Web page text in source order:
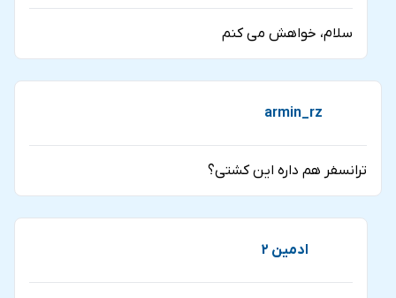
سلام، خواهش می کنم
armin_rz
ترانسفر هم داره این کشتی؟
ادمین 2